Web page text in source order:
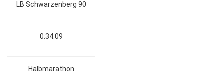
LB Schwarzenberg 90
0:34:09
Halbmarathon